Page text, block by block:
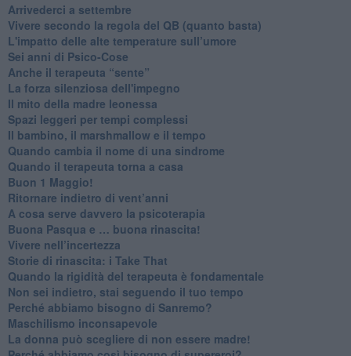
​Arrivederci a settembre
​Vivere secondo la regola del QB (quanto basta)
​L'impatto delle alte temperature sull’umore
Sei anni di Psico-Cose
​Anche il terapeuta “sente”
​La forza silenziosa dell'impegno
​Il mito della madre leonessa
Spazi leggeri per tempi complessi
Il bambino, il marshmallow e il tempo
​Quando cambia il nome di una sindrome
​Quando il terapeuta torna a casa
​Buon 1 Maggio!
Ritornare indietro di vent’anni
​A cosa serve davvero la psicoterapia
​Buona Pasqua e … buona rinascita!
​Vivere nell’incertezza
​Storie di rinascita: i Take That
​Quando la rigidità del terapeuta è fondamentale
​Non sei indietro, stai seguendo il tuo tempo
​Perché abbiamo bisogno di Sanremo?
​Maschilismo inconsapevole
​La donna può scegliere di non essere madre!